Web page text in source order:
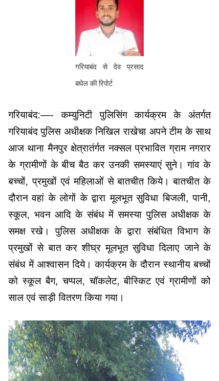
गरियाबंद से देव प्रसाद
बघेल की रिपोर्ट
गरियाबंद:—- कम्युनिटी पुलिसिंग कार्यक्रम के अंतर्गत
गरियाबंद पुलिस अधीक्षक निखिल राखेचा अपने टीम के साथ
आज थाना मैनपुर क्षेत्रातंर्गत नक्सल प्रभावित ग्राम नगरार
के ग्रामीणों के बीच बैठ कर उनकी समस्याएं सुने। गांव के
बच्चों, प्रमुखों एवं महिलाओं से बातचीत किये। बातचीत के
दौरान वहां के लोगों के द्वारा मूलभूत सुविधा बिजली, पानी,
स्कूल, भवन आदि के संबंध में समस्या पुलिस अधीक्षक के
समक्ष रखे। पुलिस अधीक्षक के द्वारा संबंधित विभाग के
प्रमुखों से बात कर शीघ्र मूलभूत सुविधा दिलाए जाने के
संबंध में आश्वासन दिये। कार्यक्रम के दौरान स्थानीय बच्चों
को स्कूल बैग, चप्पल, चॉकलेट, बीस्किट एवं ग्रामीणों को
साल एवं साड़ी वितरण किया गया।